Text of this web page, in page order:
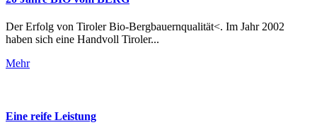
Der Erfolg von Tiroler Bio-Bergbauernqualität<. Im Jahr 2002
haben sich eine Handvoll Tiroler...
Mehr
Eine reife Leistung